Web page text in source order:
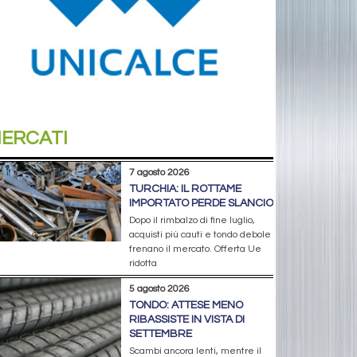
7 agosto 2026
TURCHIA: IL ROTTAME
IMPORTATO PERDE SLANCIO
Dopo il rimbalzo di fine luglio,
acquisti più cauti e tondo debole
frenano il mercato. Offerta Ue
ridotta
5 agosto 2026
TONDO: ATTESE MENO
RIBASSISTE IN VISTA DI
SETTEMBRE
Scambi ancora lenti, mentre il